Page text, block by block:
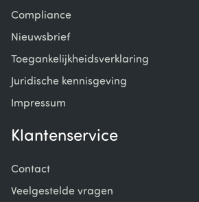
Compliance
Nieuwsbrief
Toegankelijkheidsverklaring
Juridische kennisgeving
Impressum
Klantenservice
Contact
Veelgestelde vragen